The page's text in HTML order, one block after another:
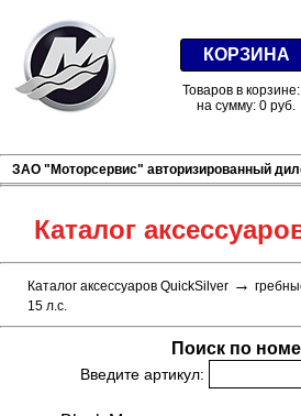
КОРЗИНА
Товаров в
на сумму: 0 руб.
ЗАО "Моторсервис" авторизированный
Каталог
Каталог аксессуаров QuickSilver →
15 л.с.
Поиск по
Введите артикул: